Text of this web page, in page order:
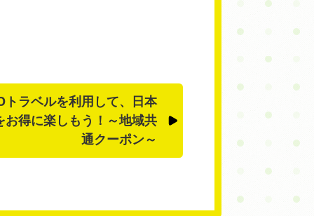
トラベルを利用して、日本
得に楽しもう！～地域共
通クーポン～